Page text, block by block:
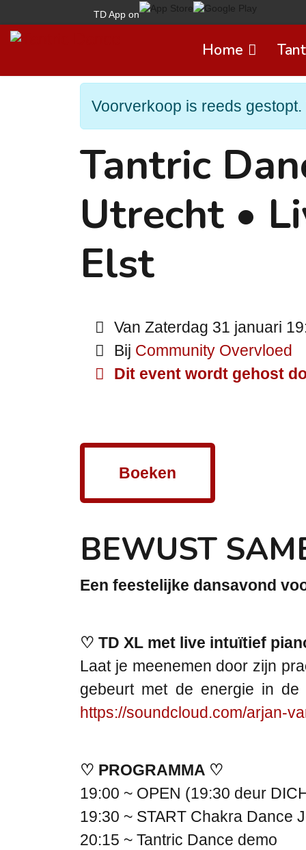
TD App on
Home
Voorverkoop is reeds
Tantric
Utrecht •
Elst
Van Zaterdag 31 januari
Bij Community Overvloed
Dit event wordt gehost
Boeken
BEWUST
Een feestelijke dansavond
♡ TD XL met live intuïtief
Laat je meenemen door zijn
gebeurt met de energie in
https://soundcloud.com/arjan-
♡ PROGRAMMA ♡
19:00 ~ OPEN (19:30 deur
19:30 ~ START Chakra Dance
20:15 ~ Tantric Dance demo